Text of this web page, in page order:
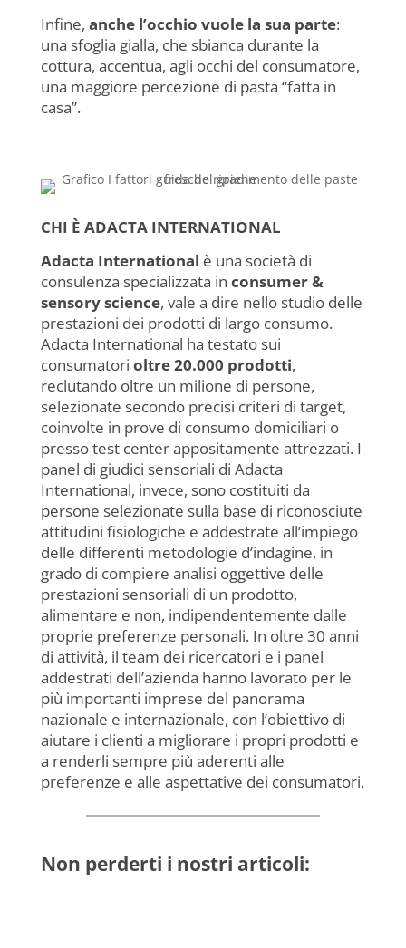
Infine, anche l’occhio vuole la sua parte:
una sfoglia gialla, che sbianca durante la
cottura, accentua, agli occhi del consumatore,
una maggiore percezione di pasta “fatta in
casa”.
CHI È ADACTA INTERNATIONAL
Adacta International è una società di
consulenza specializzata in consumer &
sensory science, vale a dire nello studio delle
prestazioni dei prodotti di largo consumo.
Adacta International ha testato sui
consumatori oltre 20.000 prodotti,
reclutando oltre un milione di persone,
selezionate secondo precisi criteri di target,
coinvolte in prove di consumo domiciliari o
presso test center appositamente attrezzati. I
panel di giudici sensoriali di Adacta
International, invece, sono costituiti da
persone selezionate sulla base di riconosciute
attitudini fisiologiche e addestrate all’impiego
delle differenti metodologie d’indagine, in
grado di compiere analisi oggettive delle
prestazioni sensoriali di un prodotto,
alimentare e non, indipendentemente dalle
proprie preferenze personali. In oltre 30 anni
di attività, il team dei ricercatori e i panel
addestrati dell’azienda hanno lavorato per le
più importanti imprese del panorama
nazionale e internazionale, con l’obiettivo di
aiutare i clienti a migliorare i propri prodotti e
a renderli sempre più aderenti alle
preferenze e alle aspettative dei consumatori.
Non perderti i nostri articoli: